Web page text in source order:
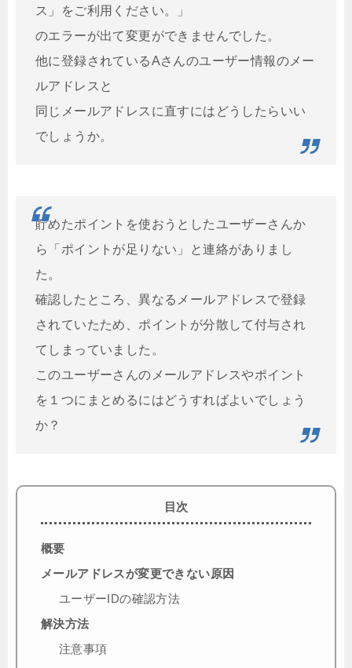
ス」をご利用ください。」
のエラーが出て変更ができませんでした。
他に登録されているAさんのユーザー情報のメー
ルアドレスと
同じメールアドレスに直すにはどうしたらいい
でしょうか。
貯めたポイントを使おうとしたユーザーさんか
ら「ポイントが足りない」と連絡がありまし
た。
確認したところ、異なるメールアドレスで登録
されていたため、ポイントが分散して付与され
てしまっていました。
このユーザーさんのメールアドレスやポイント
を１つにまとめるにはどうすればよいでしょう
か？
目次
概要
メールアドレスが変更できない原因
ユーザーIDの確認方法
解決方法
注意事項